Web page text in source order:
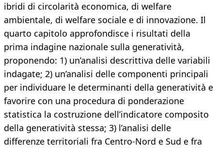
ibridi di circolarità economica, di welfare
ambientale, di welfare sociale e di innovazione. Il
quarto capitolo approfondisce i risultati della
prima indagine nazionale sulla generatività,
proponendo: 1) un’analisi descrittiva delle variabili
indagate; 2) un’analisi delle componenti principali
per individuare le determinanti della generatività e
favorire con una procedura di ponderazione
statistica la costruzione dell’indicatore composito
della generatività stessa; 3) l’analisi delle
differenze territoriali fra Centro-Nord e Sud e fra